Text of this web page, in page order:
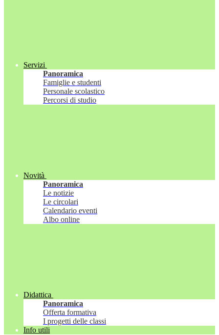
Servizi
Panoramica
Famiglie e studenti
Personale scolastico
Percorsi di studio
Novità
Panoramica
Le notizie
Le circolari
Calendario eventi
Albo online
Didattica
Panoramica
Offerta formativa
I progetti delle classi
Info utili